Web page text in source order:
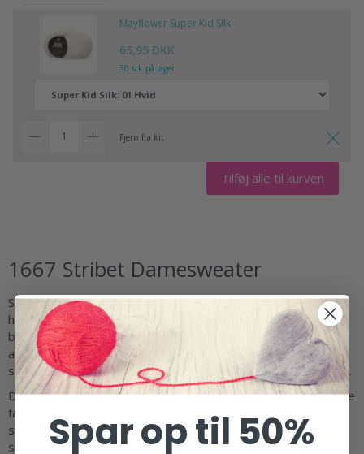
Mayflower Super Kid Silk
65,95 DKK
30 stk på lager
Fjern fra kit
Tilføj alle til kurven
1667 Stribet Damesweater
Stribet damesweater i smukt afstemt farver med kontrast i
hvid. Strikket i den eksklusive bløde kvaliet fra Mayflower der
består af 76 % Mohair super fin, og 24 % Ren silke. En drøm
at strikke i og en drøm at have på. Den er så let og luftig og
smuk og sirlig lækker denne kvalitet. Mayflower Super Kid Silk.
Den løber 195 m pr. 25 gram og den findes i 40 smukke flotte
farver så det er helt svært at vælge. Denne smukke trøje er
strikke med brede striber med en afveksling af en smal hvid
stribe ind imellem.
Spar op til 50%